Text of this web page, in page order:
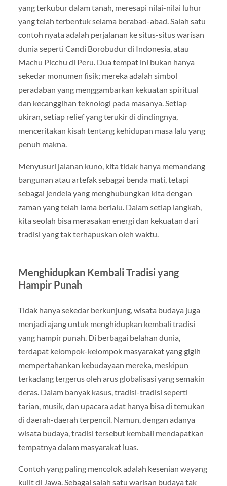
yang terkubur dalam tanah, meresapi nilai-nilai luhur
yang telah terbentuk selama berabad-abad. Salah satu
contoh nyata adalah perjalanan ke situs-situs warisan
dunia seperti Candi Borobudur di Indonesia, atau
Machu Picchu di Peru. Dua tempat ini bukan hanya
sekedar monumen fisik; mereka adalah simbol
peradaban yang menggambarkan kekuatan spiritual
dan kecanggihan teknologi pada masanya. Setiap
ukiran, setiap relief yang terukir di dindingnya,
menceritakan kisah tentang kehidupan masa lalu yang
penuh makna.
Menyusuri jalanan kuno, kita tidak hanya memandang
bangunan atau artefak sebagai benda mati, tetapi
sebagai jendela yang menghubungkan kita dengan
zaman yang telah lama berlalu. Dalam setiap langkah,
kita seolah bisa merasakan energi dan kekuatan dari
tradisi yang tak terhapuskan oleh waktu.
Menghidupkan Kembali Tradisi yang
Hampir Punah
Tidak hanya sekedar berkunjung, wisata budaya juga
menjadi ajang untuk menghidupkan kembali tradisi
yang hampir punah. Di berbagai belahan dunia,
terdapat kelompok-kelompok masyarakat yang gigih
mempertahankan kebudayaan mereka, meskipun
terkadang tergerus oleh arus globalisasi yang semakin
deras. Dalam banyak kasus, tradisi-tradisi seperti
tarian, musik, dan upacara adat hanya bisa di temukan
di daerah-daerah terpencil. Namun, dengan adanya
wisata budaya, tradisi tersebut kembali mendapatkan
tempatnya dalam masyarakat luas.
Contoh yang paling mencolok adalah kesenian wayang
kulit di Jawa. Sebagai salah satu warisan budaya tak